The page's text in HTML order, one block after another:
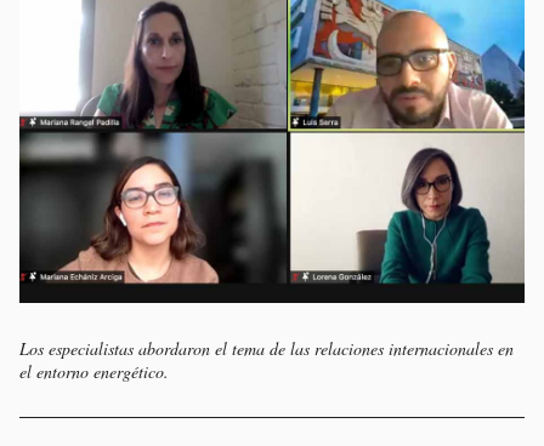
Los especialistas abordaron el tema de las relaciones internacionales en
el entorno energético.